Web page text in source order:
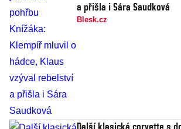
a přišla i Sára Saudková
Blesk.cz
Další klasická corvette s